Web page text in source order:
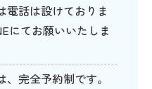
電話は設けておりま
にてお願いいたしま
、完全予約制です。